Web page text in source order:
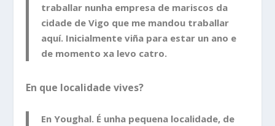
traballar nunha empresa de mariscos da
cidade de Vigo que me mandou traballar
aquí. Inicialmente viña para estar un ano e
de momento xa levo catro.
En que localidade vives?
En Youghal. É unha pequena localidade, de